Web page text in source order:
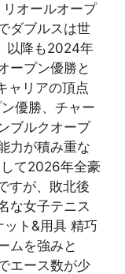
オールオープ
ダブルスは世
以降も2024年
ープン優勝と
ャリアの頂点
優勝、チャー
ブルクオープ
力が積み重な
て2026年全豪
すが、敗北後
な女子テニス
ト&用具 精巧
ムを強みと
エース数が少